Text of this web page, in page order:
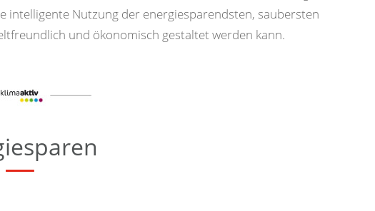
Nutzung der energiesparendsten, saubersten
und ökonomisch gestaltet werden kann.